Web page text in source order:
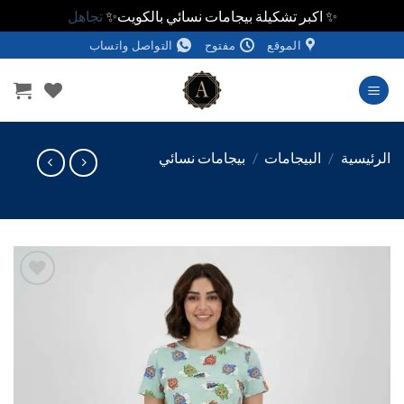
✨ اكبر تشكيلة بيجامات نسائي بالكويت✨تجاهل
الموقع مفتوح التواصل واتساب
/ البيجامات / بيجامات نسائي